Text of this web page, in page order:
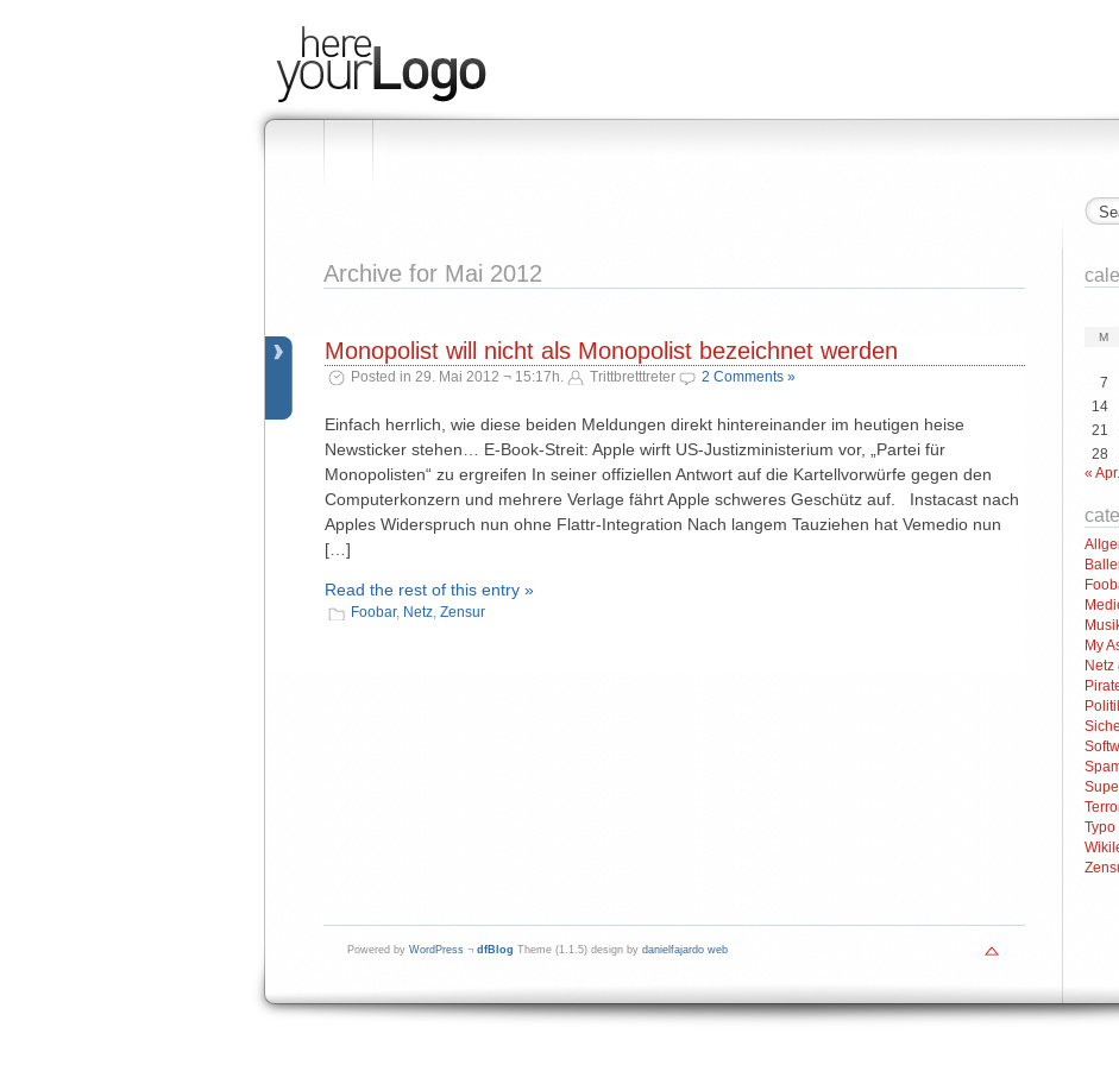
Archive for Mai 2012
Monopolist will nicht als Monopolist bezeichnet werden
Posted in 29. Mai 2012 ¬ 15:17h. Trittbretttreter 2 Comments »
Einfach herrlich, wie diese beiden Meldungen direkt hintereinander im heutigen heise
Newsticker stehen… E-Book-Streit: Apple wirft US-Justizministerium vor, „Partei für
Monopolisten“ zu ergreifen In seiner offiziellen Antwort auf die Kartellvorwürfe gegen den
Computerkonzern und mehrere Verlage fährt Apple schweres Geschütz auf. Instacast nach
Apples Widerspruch nun ohne Flattr-Integration Nach langem Tauziehen hat Vemedio nun
[…]
Read the rest of this entry »
Foobar, Netz, Zensur
M
7
14
21
28
« Apr.
My
Netz
Typo
Powered by WordPress ¬ dfBlog Theme (1.1.5) design by danielfajardo web